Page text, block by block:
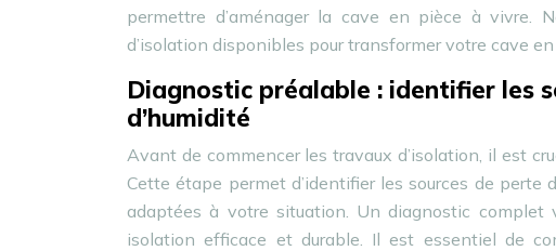
permettre d’aménager la cave en pièce à vivre.
d’isolation disponibles pour transformer votre cave
Diagnostic préalable : identifier les
d’humidité
Avant de commencer les travaux d’isolation, il est
Cette étape permet d’identifier les sources de perte
adaptées à votre situation. Un diagnostic complet
isolation efficace et durable. Il est essentiel de